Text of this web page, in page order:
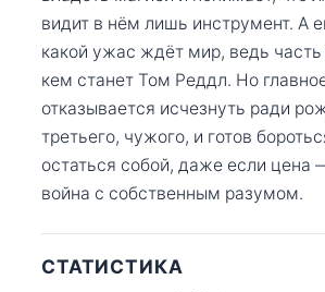
видит в нём лишь инструмент. А
какой ужас ждёт мир, ведь часть
кем станет Том Реддл. Но
отказывается исчезнуть ради
третьего, чужого, и готов
остаться собой, даже если цена
война с собственным разумом.
СТАТИСТИКА